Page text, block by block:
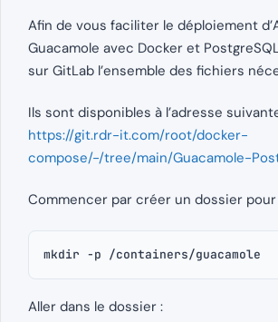
Afin de vous faciliter le déploiement
Guacamole avec Docker et
sur GitLab l’ensemble des fichiers
Ils sont disponibles à l’adresse
https://git.rdr-it.com/root/docker-
compose/-/tree/main/Guacamole-
Commencer par créer un dossier
mkdir -p /containers/guacamole
Aller dans le dossier :